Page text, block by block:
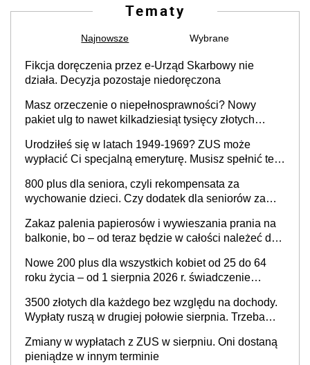
Tematy
Najnowsze Wybrane
Fikcja doręczenia przez e-Urząd Skarbowy nie
działa. Decyzja pozostaje niedoręczona
Masz orzeczenie o niepełnosprawności? Nowy
pakiet ulg to nawet kilkadziesiąt tysięcy złotych
Urodziłeś się w latach 1949-1969? ZUS może
wypłacić Ci specjalną emeryturę. Musisz spełnić te
800 plus dla seniora, czyli rekompensata za
wychowanie dzieci. Czy dodatek dla seniorów za
Zakaz palenia papierosów i wywieszania prania na
balkonie, bo – od teraz będzie w całości należeć do
przysługiwać będzie wyłącznie służebność? Nowy
projekt rządowy
Nowe 200 plus dla wszystkich kobiet od 25 do 64
roku życia – od 1 sierpnia 2026 r. świadczenie
3500 złotych dla każdego bez względu na dochody.
Wypłaty ruszą w drugiej połowie sierpnia. Trzeba
Zmiany w wypłatach z ZUS w sierpniu. Oni dostaną
pieniądze w innym terminie